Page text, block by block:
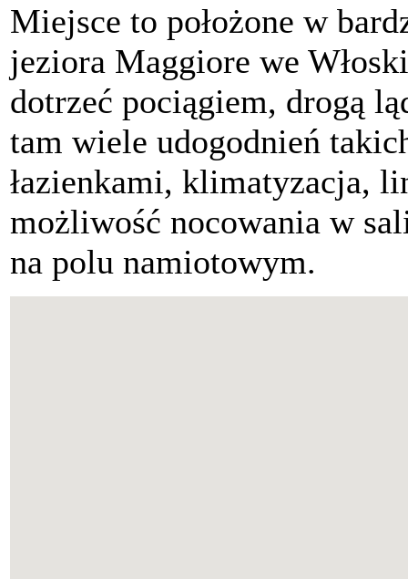
Miejsce to położone w
jeziora Maggiore we
dotrzeć pociągiem, drogą
tam wiele udogodnień
łazienkami, klimatyzacja,
możliwość nocowania w
na polu namiotowym.